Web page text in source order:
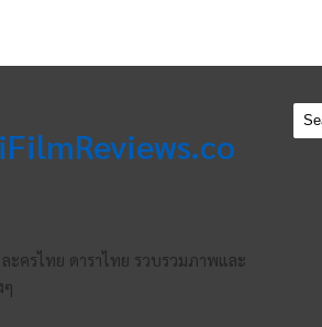
ะครไทย ดาราไทย รวบรวมภาพและ
ๆ